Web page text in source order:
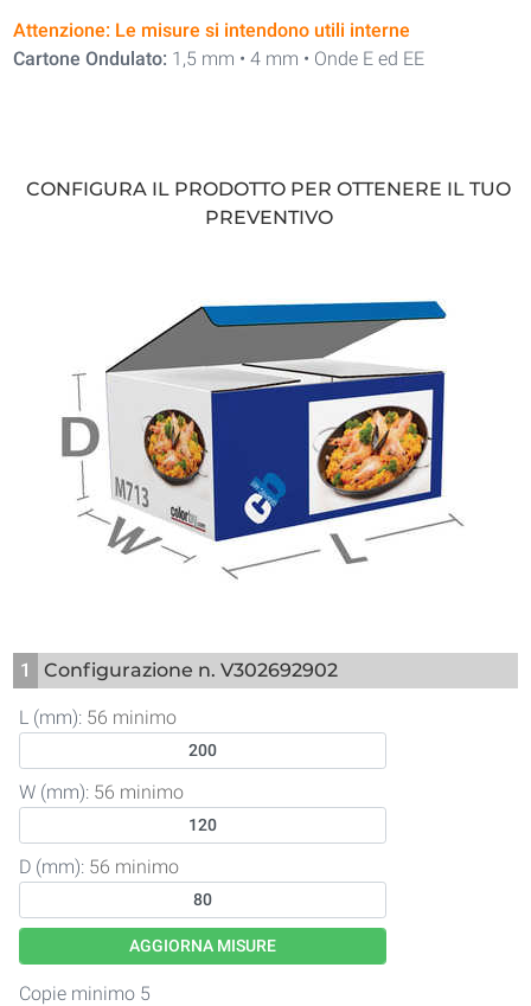
Attenzione: Le misure si intendono utili interne
Cartone Ondulato: 1,5 mm • 4 mm • Onde E ed EE
CONFIGURA IL PRODOTTO PER OTTENERE IL TUO
PREVENTIVO
1 Configurazione n. V302692902
L (mm): 56 minimo
W (mm): 56 minimo
D (mm): 56 minimo
AGGIORNA MISURE
Copie minimo 5